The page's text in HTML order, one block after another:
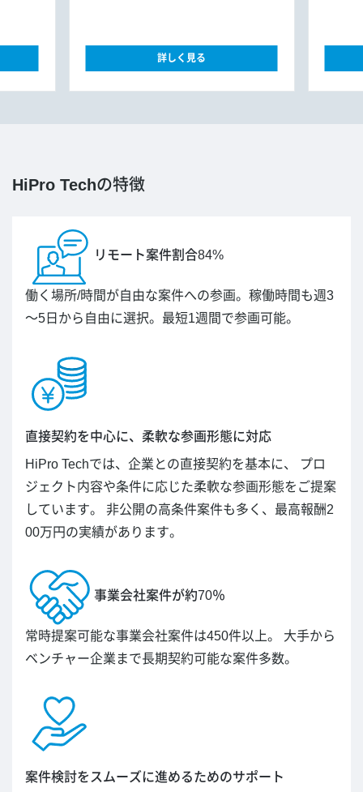
詳しく見る
HiPro Techの特徴
リモート案件割合84%
働く場所/時間が自由な案件への参画。稼働時間も週3
～5日から自由に選択。最短1週間で参画可能。
直接契約を中心に、柔軟な参画形態に対応
HiPro Techでは、企業との直接契約を基本に、 プロ
ジェクト内容や条件に応じた柔軟な参画形態をご提案
しています。 非公開の高条件案件も多く、最高報酬2
00万円の実績があります。
事業会社案件が約70％
常時提案可能な事業会社案件は450件以上。 大手から
ベンチャー企業まで長期契約可能な案件多数。
案件検討をスムーズに進めるためのサポート